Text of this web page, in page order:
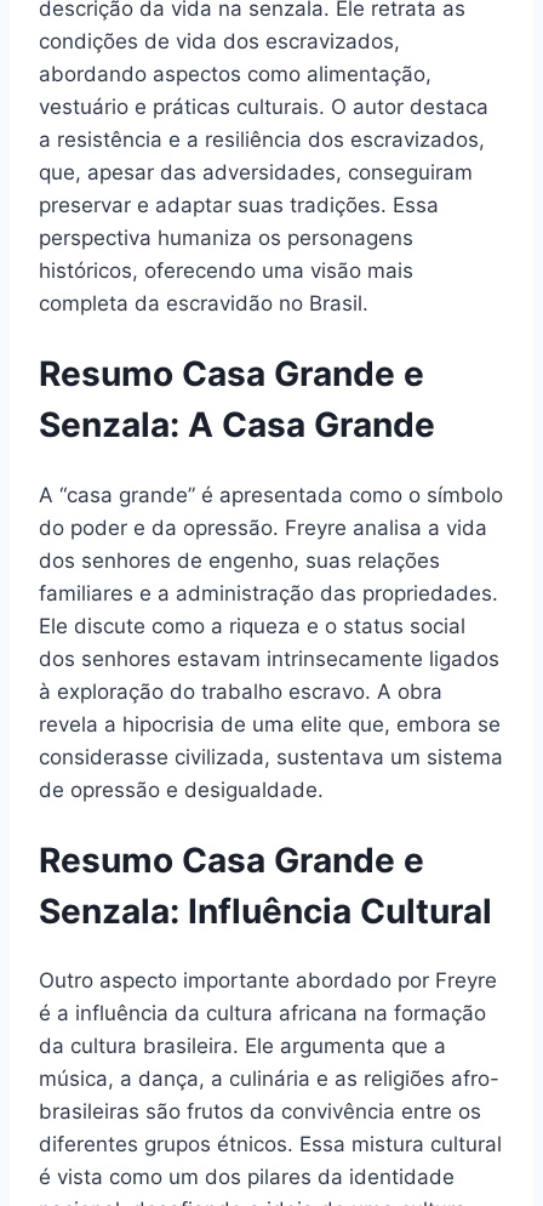
descrição da vida na senzala. Ele retrata as
condições de vida dos escravizados,
abordando aspectos como alimentação,
vestuário e práticas culturais. O autor destaca
a resistência e a resiliência dos escravizados,
que, apesar das adversidades, conseguiram
preservar e adaptar suas tradições. Essa
perspectiva humaniza os personagens
históricos, oferecendo uma visão mais
completa da escravidão no Brasil.
Resumo Casa Grande e
Senzala: A Casa Grande
A “casa grande” é apresentada como o símbolo
do poder e da opressão. Freyre analisa a vida
dos senhores de engenho, suas relações
familiares e a administração das propriedades.
Ele discute como a riqueza e o status social
dos senhores estavam intrinsecamente ligados
à exploração do trabalho escravo. A obra
revela a hipocrisia de uma elite que, embora se
considerasse civilizada, sustentava um sistema
de opressão e desigualdade.
Resumo Casa Grande e
Senzala: Influência Cultural
Outro aspecto importante abordado por Freyre
é a influência da cultura africana na formação
da cultura brasileira. Ele argumenta que a
música, a dança, a culinária e as religiões afro-
brasileiras são frutos da convivência entre os
diferentes grupos étnicos. Essa mistura cultural
é vista como um dos pilares da identidade